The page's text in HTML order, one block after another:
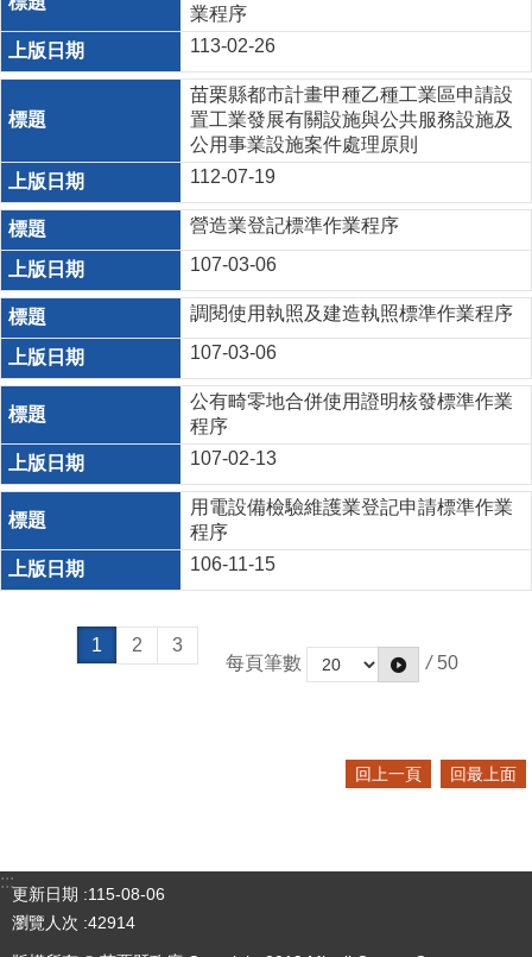
業程序
113-02-26
苗栗縣都市計畫甲種乙種工業區申請設
置工業發展有關設施與公共服務設施及
公用事業設施案件處理原則
112-07-19
營造業登記標準作業程序
107-03-06
調閱使用執照及建造執照標準作業程序
107-03-06
公有畸零地合併使用證明核發標準作業
程序
107-02-13
用電設備檢驗維護業登記申請標準作業
程序
106-11-15
1 2
3
每頁筆數
/ 50
回上一頁 回最上面
:::
更新日期
115-08-06
瀏覽人次 42914